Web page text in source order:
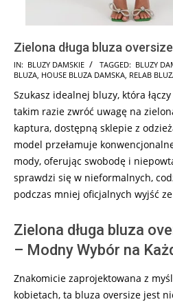
Zielona długa bluza
2025-
09-
01
IN: BLUZY DAMSKIE TAGGED: BLUZY
BLUZA, HOUSE BLUZA DAMSKA, RELAB
Szukasz idealnej bluzy, która
takim razie zwróć uwagę na
kaptura, dostępną sklepie z
model przełamuje
mody, oferując swobodę i
sprawdzi się w nieformalnych,
podczas mniej oficjalnych wyjść
Zielona długa bluza
– Modny Wybór na
Znakomicie zaprojektowana z
kobietach, ta bluza oversize jest